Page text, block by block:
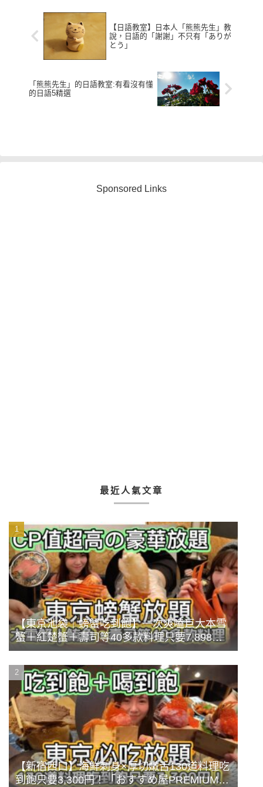
【日語教室】日本人「熊熊先生」教
說，日語的「謝謝」不只有「ありが
とう」
「熊熊先生」的日語教室:有看沒有懂
的日語5精選
Sponsored Links
最近人氣文章
【東京池袋｜螃蟹吃到飽】一次爽嗑巨大本雪
蟹＋紅楚蟹＋壽司等40多款料理只要7,898
円？！CP值超高的豪華放題餐《蟹まみれ
TOKYO》
【新宿西口】海鮮刺身×厚切嫩舌130道料理吃
到飽只要3,300円！「おすすめ屋PREMIUM」